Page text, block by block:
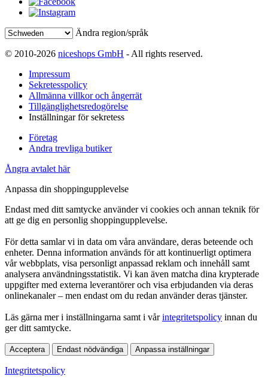
Ändra region/språk
© 2010-2026 niceshops GmbH - All rights reserved.
Impressum
Sekretesspolicy
Allmänna villkor och ångerrät
Tillgänglighetsredogörelse
Inställningar för sekretess
Företag
Andra trevliga butiker
Ångra avtalet här
Anpassa din shoppingupplevelse
Endast med ditt samtycke använder vi cookies och annan teknik för
att ge dig en personlig shoppingupplevelse.
För detta samlar vi in data om våra användare, deras beteende och
enheter. Denna information används för att kontinuerligt optimera
vår webbplats, visa personligt anpassad reklam och innehåll samt
analysera användningsstatistik. Vi kan även matcha dina krypterade
uppgifter med externa leverantörer och visa erbjudanden via deras
onlinekanaler – men endast om du redan använder deras tjänster.
Läs gärna mer i inställningarna samt i vårintegritetspolicy innan du
ger ditt samtycke.
Acceptera Endast nödvändiga Anpassa inställningar
Integritetspolicy